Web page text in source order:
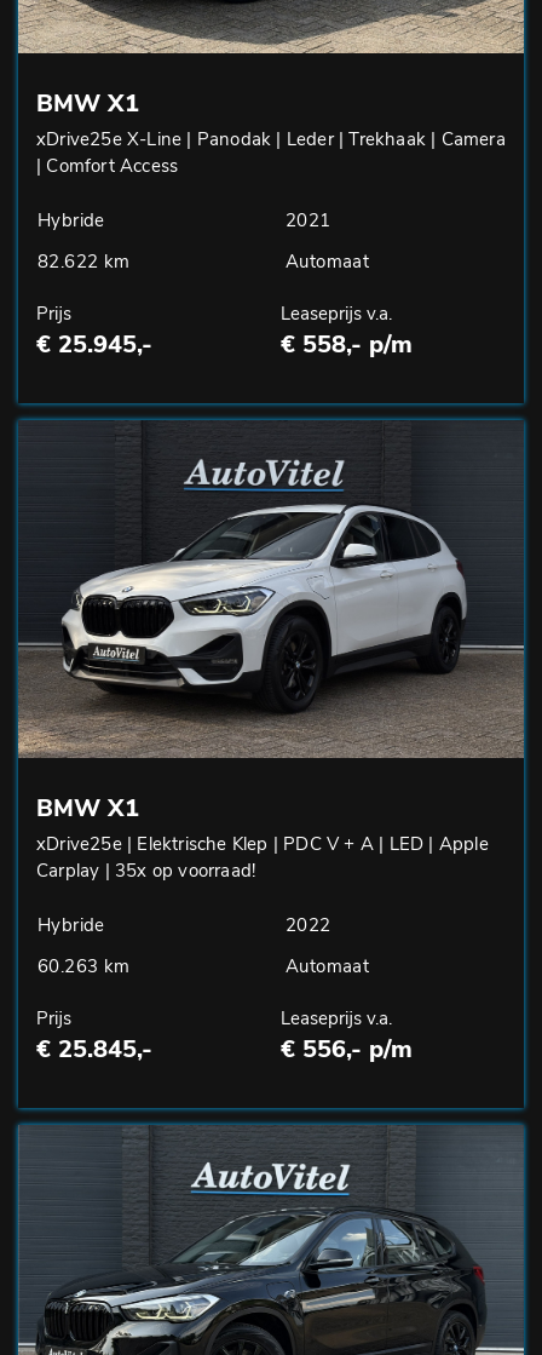
BMW X1
xDrive25e X-Line | Panodak | Leder | Trekhaak | Camera
| Comfort Access
Hybride
2021
82.622 km
Automaat
Prijs
€ 25.945,-
Leaseprijs v.a.
€ 558,- p/m
BMW X1
xDrive25e | Elektrische Klep | PDC V + A | LED | Apple
Carplay | 35x op voorraad!
Hybride
2022
60.263 km
Automaat
Prijs
€ 25.845,-
Leaseprijs v.a.
€ 556,- p/m